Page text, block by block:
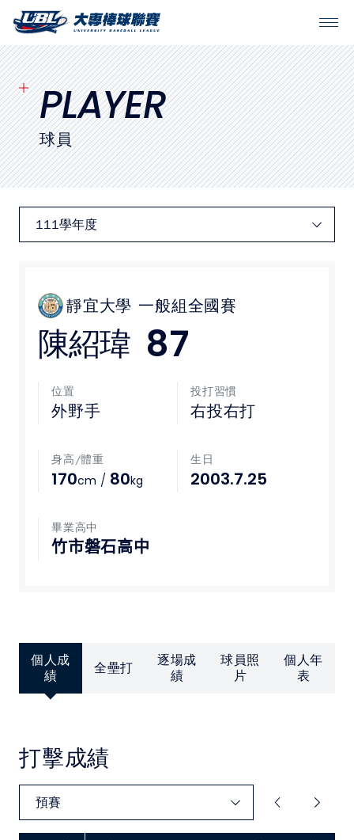
SITEMAP
首頁
球隊戰績
賽程表
球隊與球員
比賽場地
最新消息
下載專區
聯絡我們
隱私權政策
LINK
教育部體育署
PLAYER
球員
靜宜大學 一般組全國賽
陳紹瑋 87
位置
外野手
投打習慣
右投右打
身高/體重
170cm / 80kg
生日
2003.7.25
畢業高中
竹市磐石高中
個人成
績
全壘打
逐場成
績
球員照
片
個人年
表
打擊成績